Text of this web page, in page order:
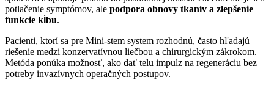
potlačenie symptómov, ale podpora obnovy tkanív a zlepšenie
funkcie kĺbu.
Pacienti, ktorí sa pre Mini-stem system rozhodnú, často hľadajú
riešenie medzi konzervatívnou liečbou a chirurgickým zákrokom.
Metóda ponúka možnosť, ako dať telu impulz na regeneráciu bez
potreby invazívnych operačných postupov.